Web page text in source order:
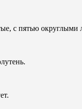
с пятью